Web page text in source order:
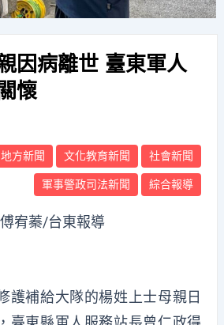
因病離世 臺東軍人
懷
地方新聞 文化教育新聞 社會新聞
軍事警政司法新聞 綜合報導
宥蓁/台東報導
護補給大隊的楊姓上士母親日